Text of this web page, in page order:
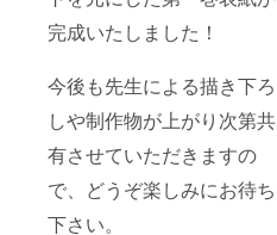
完成いたしました！
今後も先生による描き下ろ
しや制作物が上がり次第共
有させていただきますの
で、どうぞ楽しみにお待ち
下さい。